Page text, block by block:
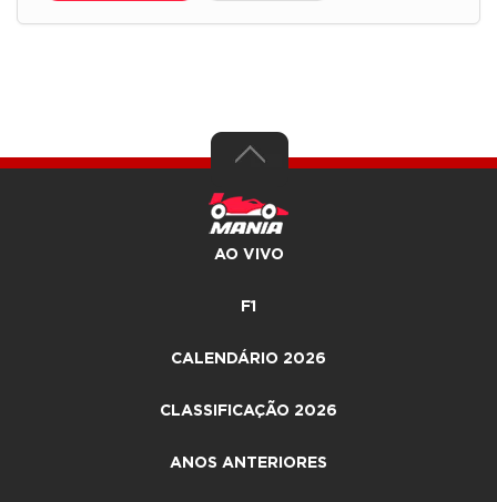
AO VIVO
F1
CALENDÁRIO 2026
CLASSIFICAÇÃO 2026
ANOS ANTERIORES